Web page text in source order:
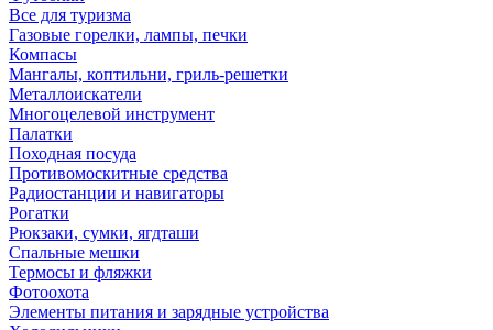
Все для туризма
Газовые горелки, лампы, печки
Компасы
Мангалы, коптильни, гриль-решетки
Металлоискатели
Многоцелевой инструмент
Палатки
Походная посуда
Противомоскитные средства
Радиостанции и навигаторы
Рогатки
Рюкзаки, сумки, ягдташи
Спальные мешки
Термосы и фляжки
Фотоохота
Элементы питания и зарядные устройства